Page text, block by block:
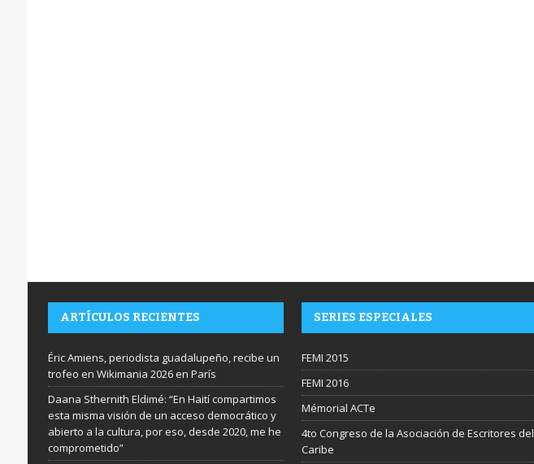
ARTÍCULOS RECIENTES
Éric Amiens, periodista guadalupeño, recibe un
trofeo en Wikimania 2026 en París
Daana Sthernith Eldimé: “En Haití compartimos
esta misma visión de un acceso democrático y
abierto a la cultura, por eso, desde 2020, me he
comprometido”
SERIES ESPECIALES
FEMI 2015
FEMI 2016
Mémorial ACTe
4to Congreso de la Asociación de Escritores del
Caribe